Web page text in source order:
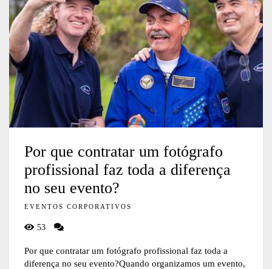
Por que contratar um fotógrafo
profissional faz toda a diferença
no seu evento?
EVENTOS CORPORATIVOS
53
Por que contratar um fotógrafo profissional faz toda a
diferença no seu evento?Quando organizamos um evento,